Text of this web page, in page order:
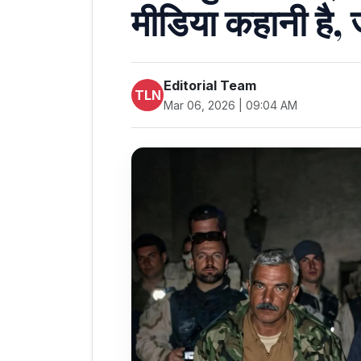
मीडिया कहानी है,
TLN
Editorial Team
Mar 06, 2026 | 09:04 AM